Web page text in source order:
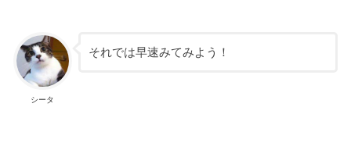
シータ
それでは早速みてみよう！